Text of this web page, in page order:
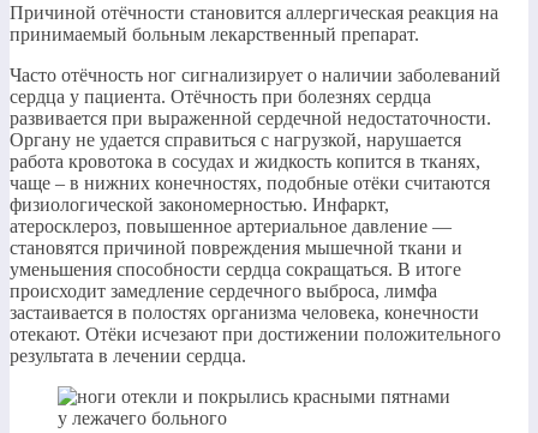
Причиной отёчности становится аллергическая реакция на
принимаемый больным лекарственный препарат.
Часто отёчность ног сигнализирует о наличии заболеваний
сердца у пациента. Отёчность при болезнях сердца
развивается при выраженной сердечной недостаточности.
Органу не удается справиться с нагрузкой, нарушается
работа кровотока в сосудах и жидкость копится в тканях,
чаще – в нижних конечностях, подобные отёки считаются
физиологической закономерностью. Инфаркт,
атеросклероз, повышенное артериальное давление —
становятся причиной повреждения мышечной ткани и
уменьшения способности сердца сокращаться. В итоге
происходит замедление сердечного выброса, лимфа
застаивается в полостях организма человека, конечности
отекают. Отёки исчезают при достижении положительного
результата в лечении сердца.